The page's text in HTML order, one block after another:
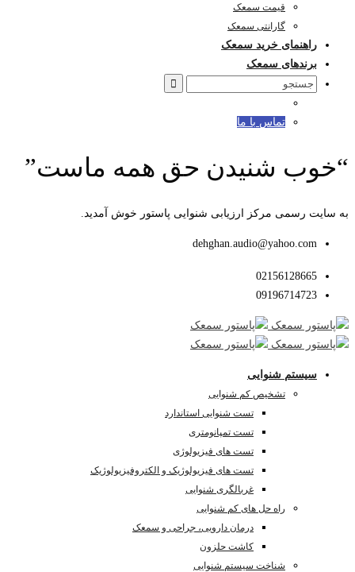
قیمت سمعک
گارانتی سمعک
راهنمای خرید سمعک
برندهای سمعک
Search
تماس با ما
“خوب شنیدن حق همه ماست”
به سایت رسمی مرکز ارزیابی شنوایی پاستور خوش آمدید.
dehghan.audio@yahoo.com
02156128665
09196714723
سیستم شنوایی
تشخیص کم شنوایی
تست شنوایی استاندارد
تست تمپانومتری
تست های فیزیولوژی
تست های فیزیولوژیک و الکتروفیزیولوژیک
غربالگری شنوایی
راه حل های کم شنوایی
درمان دارویی، جراحی و سمعک
کاشت حلزون
شناخت سیستم شنوایی